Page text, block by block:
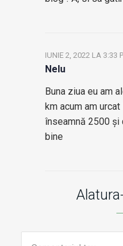
Nelu
IUNIE 2, 2022 LA 3:33
Buna ziua eu am
km acum am
înseamnă 2500
bine